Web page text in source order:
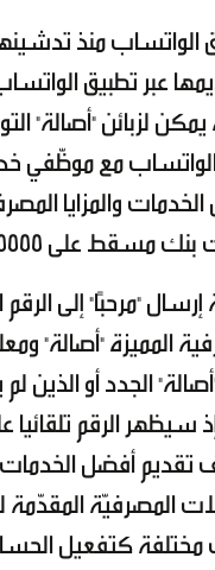
منذ
عبر تطبيق
مع موظّفي
والمزايا
بعد حفظ الرقم على هواتفهم.
"مرحبًا" إلى
المميزة "أصالة"
"أصالة" الجدد أو
الرقم
أفضل الخدمات
المصرفيّة المقدّمة
مختلفة كتفعيل